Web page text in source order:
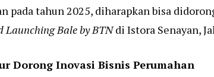
pada tahun 2025, diharapkan bisa
Launching Bale by BTNdi Istora Senayan,
Dorong Inovasi Bisnis Perumahan